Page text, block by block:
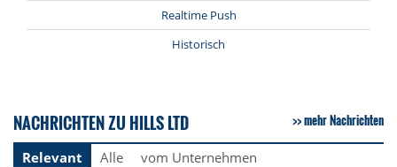
Realtime Push
Historisch
NACHRICHTEN ZU HILLS LTD mehr Nachrichten
Relevant Alle vom Unternehmen